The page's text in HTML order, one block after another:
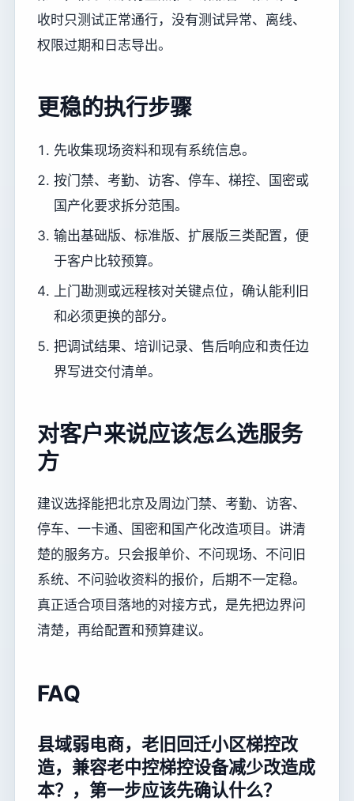
收时只测试正常通行，没有测试异常、离线、
权限过期和日志导出。
更稳的执行步骤
先收集现场资料和现有系统信息。
按门禁、考勤、访客、停车、梯控、国密或
国产化要求拆分范围。
输出基础版、标准版、扩展版三类配置，便
于客户比较预算。
上门勘测或远程核对关键点位，确认能利旧
和必须更换的部分。
把调试结果、培训记录、售后响应和责任边
界写进交付清单。
对客户来说应该怎么选服务
方
建议选择能把北京及周边门禁、考勤、访客、
停车、一卡通、国密和国产化改造项目。讲清
楚的服务方。只会报单价、不问现场、不问旧
系统、不问验收资料的报价，后期不一定稳。
真正适合项目落地的对接方式，是先把边界问
清楚，再给配置和预算建议。
FAQ
县域弱电商，老旧回迁小区梯控改
造，兼容老中控梯控设备减少改造成
本？，第一步应该先确认什么？